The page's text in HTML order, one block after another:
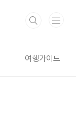
여행가이드